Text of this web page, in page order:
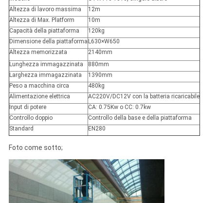
Altezza di lavoro massima
12m
Altezza di Max. Platform
10m
Capacità della piattaforma
120kg
Dimensione della piattaforma L630×W650
Altezza memorizzata
2140mm
Lunghezza immagazzinata
880mm
Larghezza immagazzinata
1390mm
Peso a macchina circa
480kg
Alimentazione elettrica
AC220V/DC12V con la batteria ricaricabile
Input di potere
CA: 0.75Kw o CC: 0.7kw
Controllo doppio
Controllo della base e della piattaforma
Standard
EN280
Foto come sotto;